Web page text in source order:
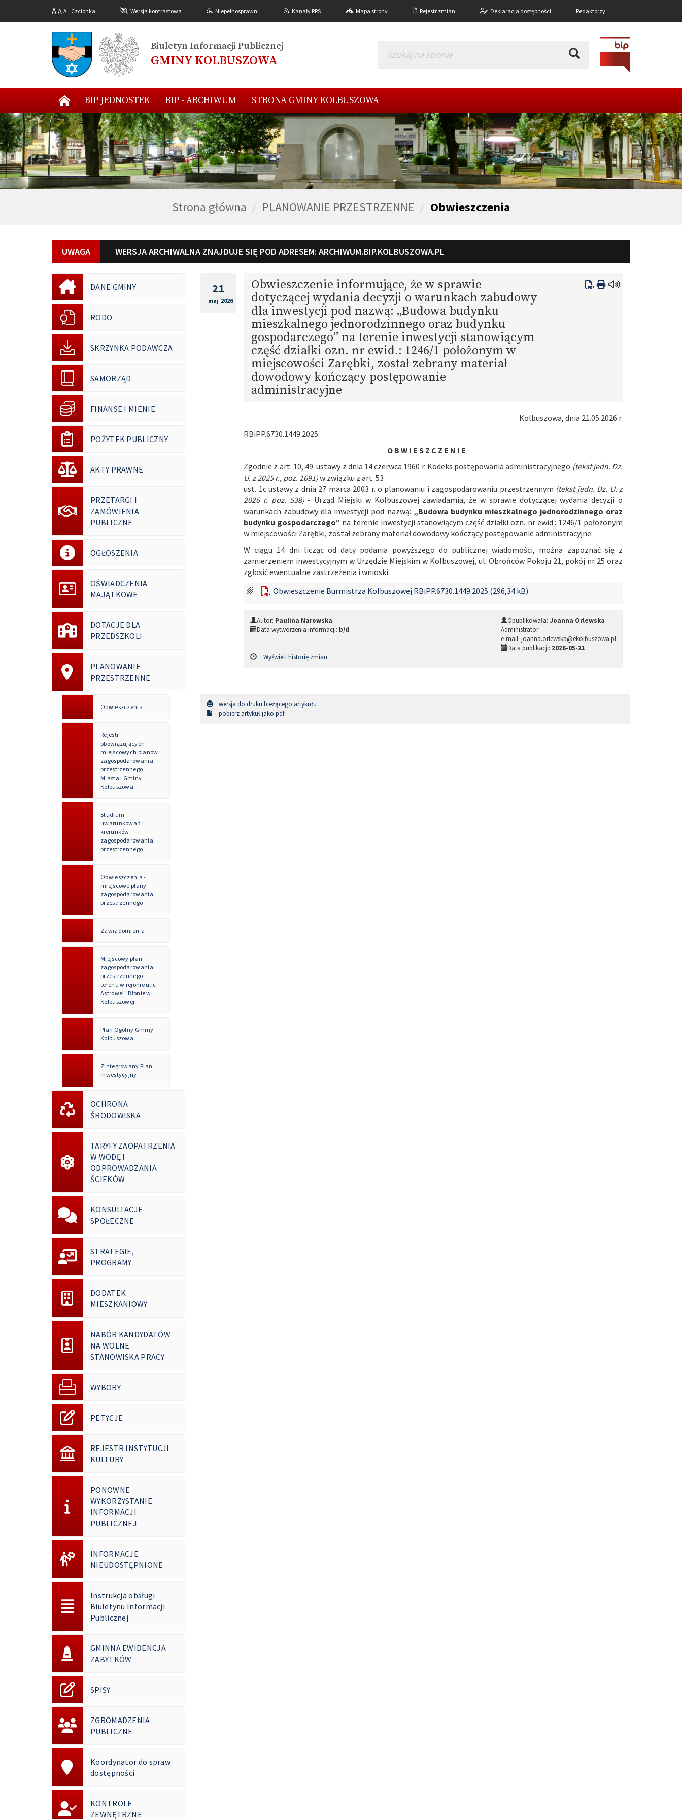
AA A Czcionka Wersja kontrastowa Niepełnosprawni Kanały RRS Mapa strony Rejestr zmian Deklaracja dostępności Redaktorzy
Biuletyn Informacji Publicznej
GMINY KOLBUSZOWA
BIP JEDNOSTEK BIP - ARCHIWUM STRONA GMINY KOLBUSZOWA
Strona główna PLANOWANIE PRZESTRZENNE Obwieszczenia
UWAGA WERSJA ARCHIWALNA ZNAJDUJE SIĘ POD ADRESEM: ARCHIWUM.BIP.KOLBUSZOWA.PL
DANE GMINY
RODO
SKRZYNKA PODAWCZA
SAMORZĄD
FINANSE I MIENIE
POŻYTEK PUBLICZNY
AKTY PRAWNE
PRZETARGI I
ZAMÓWIENIA
PUBLICZNE
OGŁOSZENIA
OŚWIADCZENIA
MAJĄTKOWE
DOTACJE DLA
PRZEDSZKOLI
PLANOWANIE
PRZESTRZENNE
Obwieszczenia
Rejestr
obowiązujących
miejscowych planów
zagospodarowania
przestrzennego
Miasta i Gminy
Kolbuszowa
Studium
uwarunkowań i
kierunków
zagospodarowania
przestrzennego
Obwieszczenia -
miejscowe plany
zagospodarowania
przestrzennego
Zawiadomienia
Miejscowy plan
zagospodarowania
przestrzennego
terenu w rejonie ulic
Astrowej i Błonie w
Kolbuszowej
Plan Ogólny Gminy
Kolbuszowa
Zintegrowany Plan
Inwestycyjny
OCHRONA
ŚRODOWISKA
TARYFY ZAOPATRZENIA
W WODĘ I
ODPROWADZANIA
ŚCIEKÓW
KONSULTACJE
SPOŁECZNE
STRATEGIE,
PROGRAMY
DODATEK
MIESZKANIOWY
NABÓR KANDYDATÓW
NA WOLNE
STANOWISKA PRACY
WYBORY
PETYCJE
REJESTR INSTYTUCJI
KULTURY
PONOWNE
WYKORZYSTANIE
INFORMACJI
PUBLICZNEJ
INFORMACJE
NIEUDOSTĘPNIONE
Instrukcja obsługi
Biuletynu Informacji
Publicznej
GMINNA EWIDENCJA
ZABYTKÓW
SPISY
ZGROMADZENIA
PUBLICZNE
Koordynator do spraw
dostępności
KONTROLE
ZEWNĘTRZNE
21
maj 2026
Obwieszczenie informujące, że w sprawie
dotyczącej wydania decyzji o warunkach zabudowy
dla inwestycji pod nazwą: „Budowa budynku
mieszkalnego jednorodzinnego oraz budynku
gospodarczego” na terenie inwestycji stanowiącym
część działki ozn. nr ewid.: 1246/1 położonym w
miejscowości Zarębki, został zebrany materiał
dowodowy kończący postępowanie
administracyjne
Kolbuszowa, dnia 21.05.2026 r.
RBiPP.6730.1449.2025
O B W I E S Z C Z E N I E
Zgodnie z art. 10, 49 ustawy z dnia 14 czerwca 1960 r. Kodeks postępowania administracyjnego (tekst jedn. Dz.
U. z 2025 r., poz. 1691)w związku z art. 53
ust. 1c ustawy z dnia 27 marca 2003 r. o planowaniu i zagospodarowaniu przestrzennym (tekst jedn. Dz. U. z
2026 r. poz. 538)- Urząd Miejski w Kolbuszowej zawiadamia, że w sprawie dotyczącej wydania decyzji o
warunkach zabudowy dla inwestycji pod nazwą: „Budowa budynku mieszkalnego jednorodzinnego oraz
budynku gospodarczego” na terenie inwestycji stanowiącym część działki ozn. nr ewid.: 1246/1 położonym
w miejscowości Zarębki, został zebrany materiał dowodowy kończący postępowanie administracyjne.
W ciągu 14 dni licząc od daty podania powyższego do publicznej wiadomości, można zapoznać się z
zamierzeniem inwestycyjnym w Urzędzie Miejskim w Kolbuszowej, ul. Obrońców Pokoju 21, pokój nr 25 oraz
zgłosić ewentualne zastrzeżenia i wnioski.
Obwieszczenie Burmistrza Kolbuszowej RBiPP.6730.1449.2025 (296,34 kB)
Autor: Paulina Narowska
Data wytworzenia informacji: b/d
Opublikowała: Joanna Orlewska
Administrator
e-mail: joanna.orlewska@ekolbuszowa.pl
Data publikacji: 2026-05-21
Wyświetl historię zmian
wersja do druku bieżącego artykułu
pobierz artykuł jako pdf